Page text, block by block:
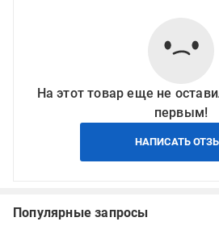
На этот товар еще не
первым!
НАПИСАТЬ
Популярные запросы